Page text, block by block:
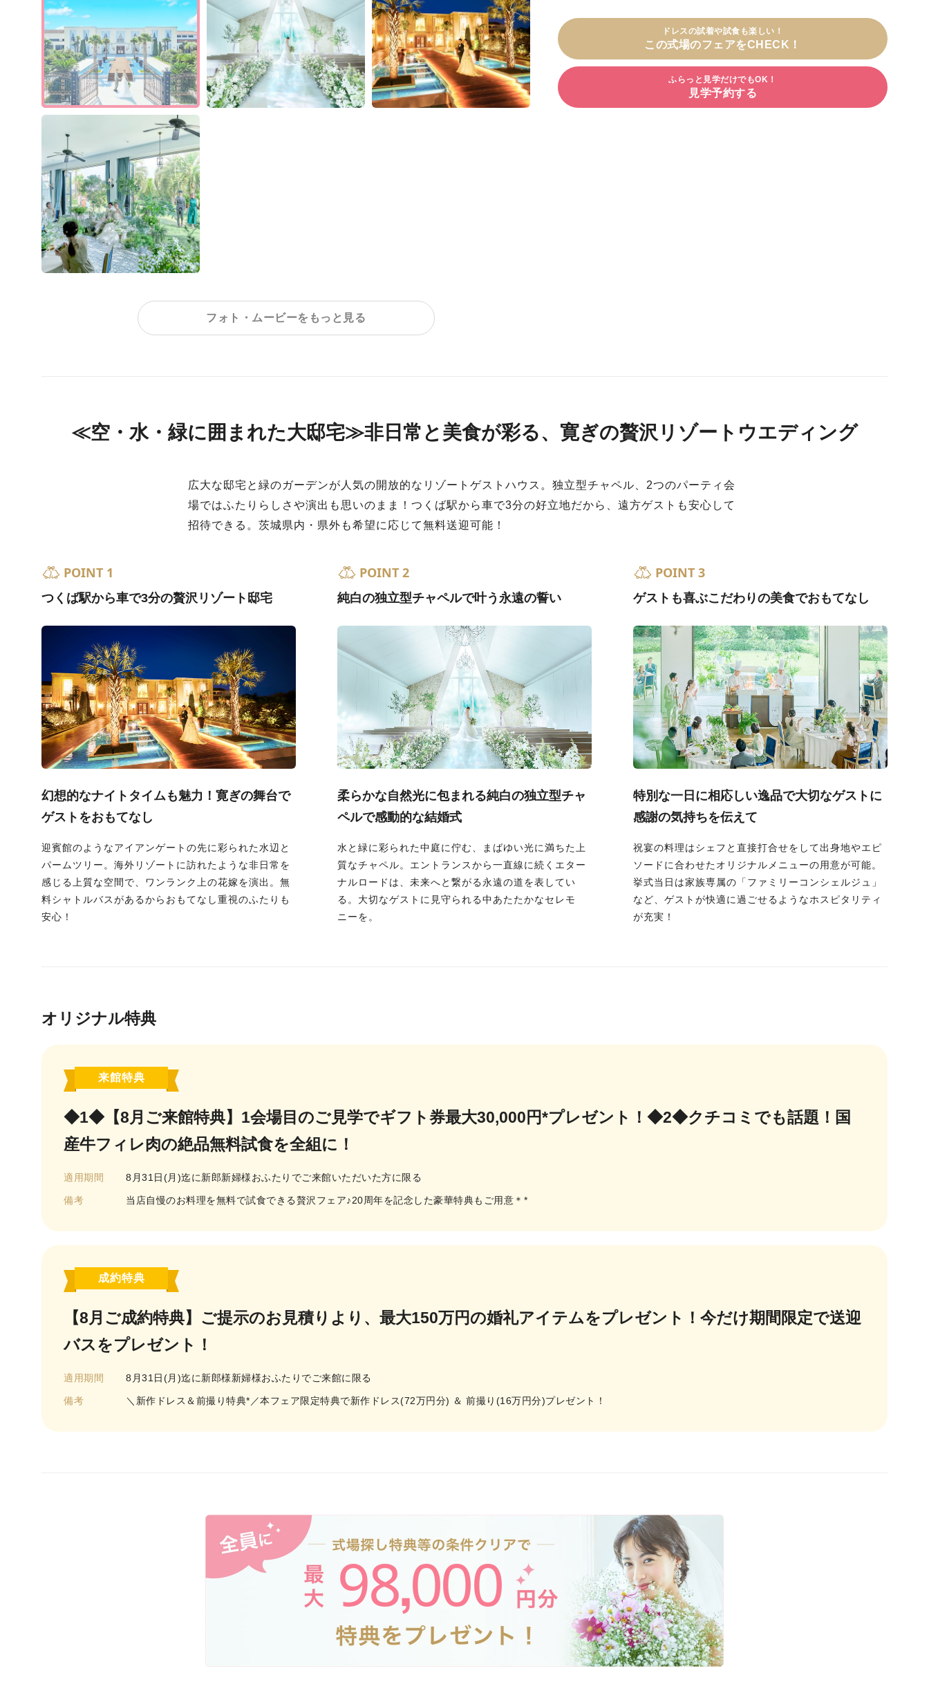
フォト・ムービーをもっと見る
ドレスの試着や試食も楽しい！
この式場のフェアをCHECK！
ふらっと見学だけでもOK！
見学予約する
≪空・水・緑に囲まれた大邸宅≫非日常と美食が彩る、寛ぎの贅沢リゾートウエディング
広大な邸宅と緑のガーデンが人気の開放的なリゾートゲストハウス。独立型チャペル、2つのパーティ会
場ではふたりらしさや演出も思いのまま！つくば駅から車で3分の好立地だから、遠方ゲストも安心して
招待できる。茨城県内・県外も希望に応じて無料送迎可能！
POINT 1
つくば駅から車で3分の贅沢リゾート邸宅
幻想的なナイトタイムも魅力！寛ぎの舞台で
ゲストをおもてなし
迎賓館のようなアイアンゲートの先に彩られた水辺と
パームツリー。海外リゾートに訪れたような非日常を
感じる上質な空間で、ワンランク上の花嫁を演出。無
料シャトルバスがあるからおもてなし重視のふたりも
安心！
POINT 2
純白の独立型チャペルで叶う永遠の誓い
柔らかな自然光に包まれる純白の独立型チャ
ペルで感動的な結婚式
水と緑に彩られた中庭に佇む、まばゆい光に満ちた上
質なチャペル。エントランスから一直線に続くエター
ナルロードは、未来へと繋がる永遠の道を表してい
る。大切なゲストに見守られる中あたたかなセレモ
ニーを。
POINT 3
ゲストも喜ぶこだわりの美食でおもてなし
特別な一日に相応しい逸品で大切なゲストに
感謝の気持ちを伝えて
祝宴の料理はシェフと直接打合せをして出身地やエピ
ソードに合わせたオリジナルメニューの用意が可能。
挙式当日は家族専属の「ファミリーコンシェルジュ」
など、ゲストが快適に過ごせるようなホスピタリティ
が充実！
オリジナル特典
来館特典
◆1◆【8月ご来館特典】1会場目のご見学でギフト券最大30,000円*プレゼント！◆2◆クチコミでも話題！国
産牛フィレ肉の絶品無料試食を全組に！
適用期間 8月31日(月)迄に新郎新婦様おふたりでご来館いただいた方に限る
備考 当店自慢のお料理を無料で試食できる贅沢フェア♪20周年を記念した豪華特典もご用意＊*
成約特典
【8月ご成約特典】ご提示のお見積りより、最大150万円の婚礼アイテムをプレゼント！今だけ期間限定で送迎
バスをプレゼント！
適用期間 8月31日(月)迄に新郎様新婦様おふたりでご来館に限る
備考 ＼新作ドレス＆前撮り特典*／本フェア限定特典で新作ドレス(72万円分) ＆ 前撮り(16万円分)プレゼント！
98,000